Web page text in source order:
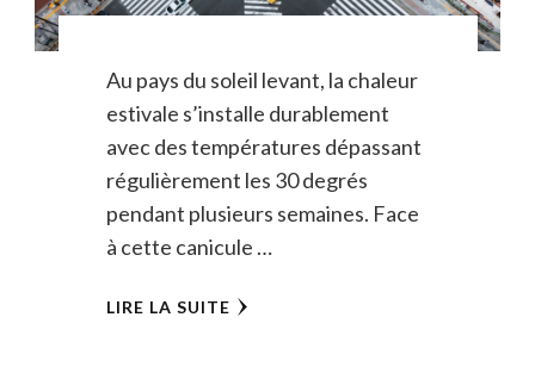
Au pays du soleil levant, la chaleur
estivale s’installe durablement
avec des températures dépassant
régulièrement les 30 degrés
pendant plusieurs semaines. Face
à cette canicule …
LIRE LA SUITE